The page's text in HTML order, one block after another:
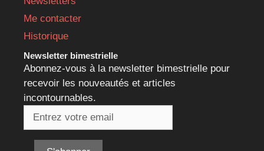
Me contacter
Historique
Newsletter bimestrielle
Abonnez-vous à la newsletter bimestrielle pour
recevoir les nouveautés et articles
incontournables.